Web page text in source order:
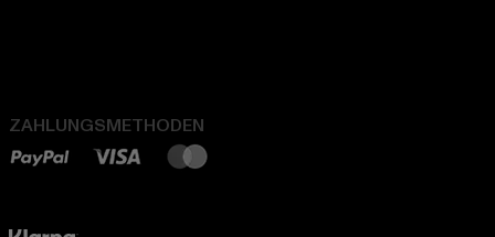
ZAHLUNGSMETHODEN